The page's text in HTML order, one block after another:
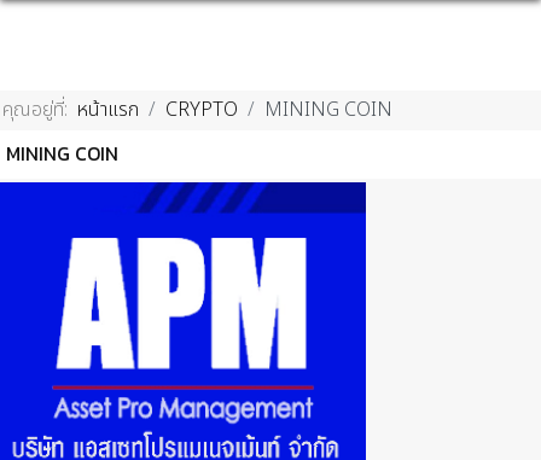
คุณอยู่ที่: หน้าแรก CRYPTO
MINING COIN
MINING COIN